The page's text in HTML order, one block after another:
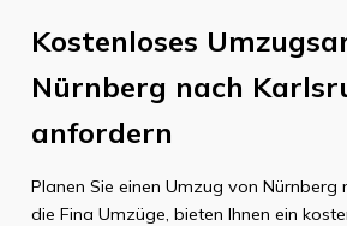
Kostenloses
Nürnberg nach
anfordern
Planen Sie einen Umzug von Nürnberg
die Fina Umzüge, bieten Ihnen ein